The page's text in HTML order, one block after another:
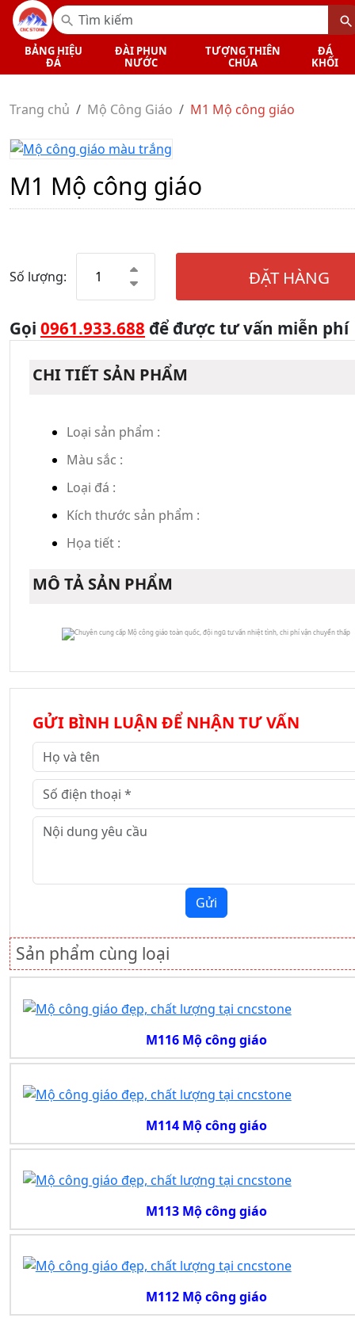
BẢNG HIỆU
ĐÁ
ĐÀI PHUN
NƯỚC
TƯỢNG THIÊN
CHÚA
ĐÁ
KHỐI
Trang chủ Mộ Công Giáo M1 Mộ công giáo
M1 Mộ công giáo
Số lượng: ĐẶT HÀNG
Gọi 0961.933.688 để được tư vấn miễn phí
CHI TIẾT SẢN PHẨM
Loại sản phẩm :
Màu sắc :
Loại đá :
Kích thước sản phẩm :
Họa tiết :
MÔ TẢ SẢN PHẨM
GỬI BÌNH LUẬN ĐỂ NHẬN TƯ VẤN
Gửi
Sản phẩm cùng loại
M116 Mộ công giáo
M114 Mộ công giáo
M113 Mộ công giáo
M112 Mộ công giáo